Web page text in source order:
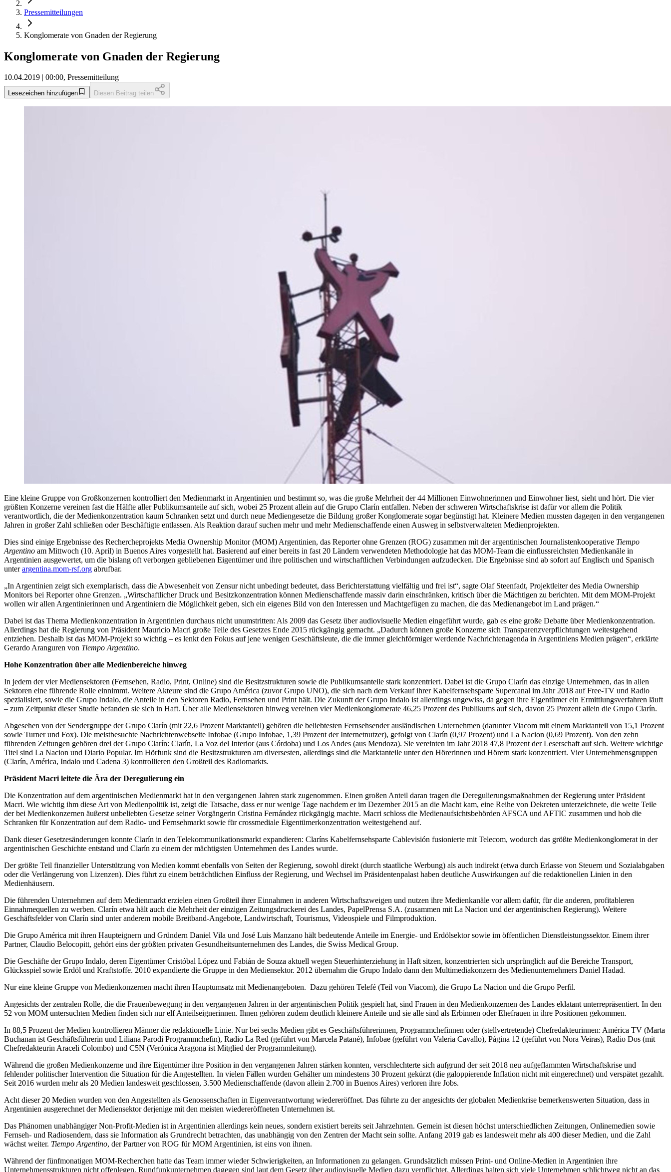
Pressemitteilungen
Konglomerate von Gnaden der Regierung
Konglomerate von Gnaden der Regierung
10.04.2019 | 00:00, Pressemitteilung
Lesezeichen hinzufügen Diesen Beitrag teilen
Eine kleine Gruppe von Großkonzernen kontrolliert den Medienmarkt in Argentinien und bestimmt so, was die große Mehrheit der 44 Millionen Einwohnerinnen und Einwohner liest, sieht und hört. Die vier
größten Konzerne vereinen fast die Hälfte aller Publikumsanteile auf sich, wobei 25 Prozent allein auf die Grupo Clarín entfallen. Neben der schweren Wirtschaftskrise ist dafür vor allem die Politik
verantwortlich, die der Medienkonzentration kaum Schranken setzt und durch neue Mediengesetze die Bildung großer Konglomerate sogar begünstigt hat. Kleinere Medien mussten dagegen in den vergangenen
Jahren in großer Zahl schließen oder Beschäftigte entlassen. Als Reaktion darauf suchen mehr und mehr Medienschaffende einen Ausweg in selbstverwalteten Medienprojekten.
Dies sind einige Ergebnisse des Rechercheprojekts Media Ownership Monitor (MOM) Argentinien, das Reporter ohne Grenzen (ROG) zusammen mit der argentinischen Journalistenkooperative Tiempo
Argentino am Mittwoch (10. April) in Buenos Aires vorgestellt hat. Basierend auf einer bereits in fast 20 Ländern verwendeten Methodologie hat das MOM-Team die einflussreichsten Medienkanäle in
Argentinien ausgewertet, um die bislang oft verborgen gebliebenen Eigentümer und ihre politischen und wirtschaftlichen Verbindungen aufzudecken. Die Ergebnisse sind ab sofort auf Englisch und Spanisch
unterargentina.mom-rsf.org abrufbar.
„In Argentinien zeigt sich exemplarisch, dass die Abwesenheit von Zensur nicht unbedingt bedeutet, dass Berichterstattung vielfältig und frei ist“, sagte Olaf Steenfadt, Projektleiter des Media Ownership
Monitors bei Reporter ohne Grenzen. „Wirtschaftlicher Druck und Besitzkonzentration können Medienschaffende massiv darin einschränken, kritisch über die Mächtigen zu berichten. Mit dem MOM-Projekt
wollen wir allen Argentinierinnen und Argentiniern die Möglichkeit geben, sich ein eigenes Bild von den Interessen und Machtgefügen zu machen, die das Medienangebot im Land prägen.“
Dabei ist das Thema Medienkonzentration in Argentinien durchaus nicht unumstritten: Als 2009 das Gesetz über audiovisuelle Medien eingeführt wurde, gab es eine große Debatte über Medienkonzentration.
Allerdings hat die Regierung von Präsident Mauricio Macri große Teile des Gesetzes Ende 2015 rückgängig gemacht. „Dadurch können große Konzerne sich Transparenzverpflichtungen weitestgehend
entziehen. Deshalb ist das MOM-Projekt so wichtig – es lenkt den Fokus auf jene wenigen Geschäftsleute, die die immer gleichförmiger werdende Nachrichtenagenda in Argentiniens Medien prägen“, erklärte
Gerardo Aranguren von Tiempo Argentino.
Hohe Konzentration über alle Medienbereiche hinweg
In jedem der vier Mediensektoren (Fernsehen, Radio, Print, Online) sind die Besitzstrukturen sowie die Publikumsanteile stark konzentriert. Dabei ist die Grupo Clarín das einzige Unternehmen, das in allen
Sektoren eine führende Rolle einnimmt. Weitere Akteure sind die Grupo América (zuvor Grupo UNO), die sich nach dem Verkauf ihrer Kabelfernsehsparte Supercanal im Jahr 2018 auf Free-TV und Radio
spezialisiert, sowie die Grupo Indalo, die Anteile in den Sektoren Radio, Fernsehen und Print hält. Die Zukunft der Grupo Indalo ist allerdings ungewiss, da gegen ihre Eigentümer ein Ermittlungsverfahren läuft
– zum Zeitpunkt dieser Studie befanden sie sich in Haft. Über alle Mediensektoren hinweg vereinen vier Medienkonglomerate 46,25 Prozent des Publikums auf sich, davon 25 Prozent allein die Grupo Clarín.
Abgesehen von der Sendergruppe der Grupo Clarín (mit 22,6 Prozent Marktanteil) gehören die beliebtesten Fernsehsender ausländischen Unternehmen (darunter Viacom mit einem Marktanteil von 15,1 Prozent
sowie Turner und Fox). Die meistbesuchte Nachrichtenwebseite Infobae (Grupo Infobae, 1,39 Prozent der Internetnutzer), gefolgt von Clarín (0,97 Prozent) und La Nacion (0,69 Prozent). Von den zehn
führenden Zeitungen gehören drei der Grupo Clarín: Clarín, La Voz del Interior (aus Córdoba) und Los Andes (aus Mendoza). Sie vereinten im Jahr 2018 47,8 Prozent der Leserschaft auf sich. Weitere wichtige
Titel sind La Nacion und Diario Popular. Im Hörfunk sind die Besitzstrukturen am diversesten, allerdings sind die Marktanteile unter den Hörerinnen und Hörern stark konzentriert. Vier Unternehmensgruppen
(Clarín, América, Indalo und Cadena 3) kontrollieren den Großteil des Radiomarkts.
Präsident Macri leitete die Ära der Deregulierung ein
Die Konzentration auf dem argentinischen Medienmarkt hat in den vergangenen Jahren stark zugenommen. Einen großen Anteil daran tragen die Deregulierungsmaßnahmen der Regierung unter Präsident
Macri. Wie wichtig ihm diese Art von Medienpolitik ist, zeigt die Tatsache, dass er nur wenige Tage nachdem er im Dezember 2015 an die Macht kam, eine Reihe von Dekreten unterzeichnete, die weite Teile
der bei Medienkonzernen äußerst unbeliebten Gesetze seiner Vorgängerin Cristina Fernández rückgängig machte. Macri schloss die Medienaufsichtsbehörden AFSCA und AFTIC zusammen und hob die
Schranken für Konzentration auf dem Radio- und Fernsehmarkt sowie für crossmediale Eigentümerkonzentration weitestgehend auf.
Dank dieser Gesetzesänderungen konnte Clarín in den Telekommunikationsmarkt expandieren: Claríns Kabelfernsehsparte Cablevisión fusionierte mit Telecom, wodurch das größte Medienkonglomerat in der
argentinischen Geschichte entstand und Clarín zu einem der mächtigsten Unternehmen des Landes wurde.
Der größte Teil finanzieller Unterstützung von Medien kommt ebenfalls von Seiten der Regierung, sowohl direkt (durch staatliche Werbung) als auch indirekt (etwa durch Erlasse von Steuern und Sozialabgaben
oder die Verlängerung von Lizenzen). Dies führt zu einem beträchtlichen Einfluss der Regierung, und Wechsel im Präsidentenpalast haben deutliche Auswirkungen auf die redaktionellen Linien in den
Medienhäusern.
Die führenden Unternehmen auf dem Medienmarkt erzielen einen Großteil ihrer Einnahmen in anderen Wirtschaftszweigen und nutzen ihre Medienkanäle vor allem dafür, für die anderen, profitableren
Einnahmequellen zu werben. Clarín etwa hält auch die Mehrheit der einzigen Zeitungsdruckerei des Landes, PapelPrensa S.A. (zusammen mit La Nacion und der argentinischen Regierung). Weitere
Geschäftsfelder von Clarín sind unter anderem mobile Breitband-Angebote, Landwirtschaft, Tourismus, Videospiele und Filmproduktion.
Die Grupo América mit ihren Haupteignern und Gründern Daniel Vila und José Luis Manzano hält bedeutende Anteile im Energie- und Erdölsektor sowie im öffentlichen Dienstleistungssektor. Einem ihrer
Partner, Claudio Belocopitt, gehört eins der größten privaten Gesundheitsunternehmen des Landes, die Swiss Medical Group.
Die Geschäfte der Grupo Indalo, deren Eigentümer Cristóbal López und Fabián de Souza aktuell wegen Steuerhinterziehung in Haft sitzen, konzentrierten sich ursprünglich auf die Bereiche Transport,
Glücksspiel sowie Erdöl und Kraftstoffe. 2010 expandierte die Gruppe in den Mediensektor. 2012 übernahm die Grupo Indalo dann den Multimediakonzern des Medienunternehmers Daniel Hadad.
Nur eine kleine Gruppe von Medienkonzernen macht ihren Hauptumsatz mit Medienangeboten. Dazu gehören Telefé (Teil von Viacom), die Grupo La Nacion und die Grupo Perfil.
Angesichts der zentralen Rolle, die die Frauenbewegung in den vergangenen Jahren in der argentinischen Politik gespielt hat, sind Frauen in den Medienkonzernen des Landes eklatant unterrepräsentiert. In den
52 von MOM untersuchten Medien finden sich nur elf Anteilseignerinnen. Ihnen gehören zudem deutlich kleinere Anteile und sie alle sind als Erbinnen oder Ehefrauen in ihre Positionen gekommen.
In 88,5 Prozent der Medien kontrollieren Männer die redaktionelle Linie. Nur bei sechs Medien gibt es Geschäftsführerinnen, Programmchefinnen oder (stellvertretende) Chefredakteurinnen: América TV (Marta
Buchanan ist Geschäftsführerin und Liliana Parodi Programmchefin), Radio La Red (geführt von Marcela Patané), Infobae (geführt von Valeria Cavallo), Página 12 (geführt von Nora Veiras), Radio Dos (mit
Chefredakteurin Araceli Colombo) und C5N (Verónica Aragona ist Mitglied der Programmleitung).
Während die großen Medienkonzerne und ihre Eigentümer ihre Position in den vergangenen Jahren stärken konnten, verschlechterte sich aufgrund der seit 2018 neu aufgeflammten Wirtschaftskrise und
fehlender politischer Intervention die Situation für die Angestellten. In vielen Fällen wurden Gehälter um mindestens 30 Prozent gekürzt (die galoppierende Inflation nicht mit eingerechnet) und verspätet gezahlt.
Seit 2016 wurden mehr als 20 Medien landesweit geschlossen, 3.500 Medienschaffende (davon allein 2.700 in Buenos Aires) verloren ihre Jobs.
Acht dieser 20 Medien wurden von den Angestellten als Genossenschaften in Eigenverantwortung wiedereröffnet. Das führte zu der angesichts der globalen Medienkrise bemerkenswerten Situation, dass in
Argentinien ausgerechnet der Mediensektor derjenige mit den meisten wiedereröffneten Unternehmen ist.
Das Phänomen unabhängiger Non-Profit-Medien ist in Argentinien allerdings kein neues, sondern existiert bereits seit Jahrzehnten. Gemein ist diesen höchst unterschiedlichen Zeitungen, Onlinemedien sowie
Fernseh- und Radiosendern, dass sie Information als Grundrecht betrachten, das unabhängig von den Zentren der Macht sein sollte. Anfang 2019 gab es landesweit mehr als 400 dieser Medien, und die Zahl
wächst weiter. Tiempo Argentino, der Partner von ROG für MOM Argentinien, ist eins von ihnen.
Während der fünfmonatigen MOM-Recherchen hatte das Team immer wieder Schwierigkeiten, an Informationen zu gelangen. Grundsätzlich müssen Print- und Online-Medien in Argentinien ihre
Unternehmensstrukturen nicht offenlegen. Rundfunkunternehmen dagegen sind laut dem Gesetz über audiovisuelle Medien dazu verpflichtet. Allerdings halten sich viele Unternehmen schlichtweg nicht an das